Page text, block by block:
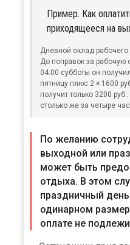
Пример. Как
приходящееся на
Дневной оклад
До поправок за
04:00 субботы он
пятницу плюс 2 × 1600
получит только 3200
столько же за четыре
По желанию
выходной или
может быть
отдыха. В этом
праздничный
одинарном
оплате не